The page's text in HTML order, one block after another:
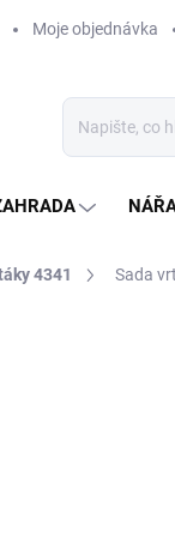
Moje objednávka
4341 Sada